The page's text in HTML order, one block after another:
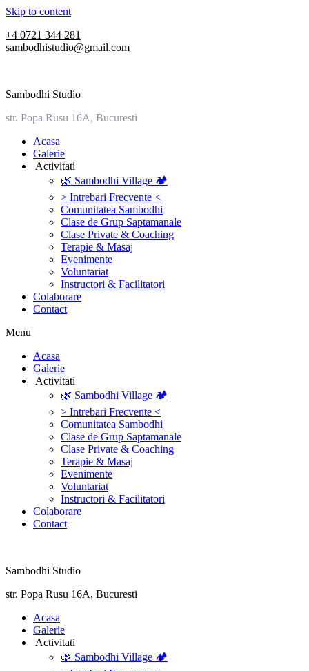
Skip to content
+4 0721 344 281
sambodhistudio@gmail.com
Sambodhi Studio
str. Popa Rusu 16A, Bucuresti
‎Acasa
Galerie
‎ ‎Activitati‎
🌿 Sambodhi Village 🏕️
> Intrebari Frecvente <
Comunitatea Sambodhi
Clase de Grup Saptamanale
Clase Private & Coaching
Terapie & Masaj
‎Evenimente
Voluntariat
‏‏‎Instructori & Facilitatori
Colaborare
Contact
Menu
‎Acasa
Galerie
‎ ‎Activitati‎
🌿 Sambodhi Village 🏕️
> Intrebari Frecvente <
Comunitatea Sambodhi
Clase de Grup Saptamanale
Clase Private & Coaching
Terapie & Masaj
‎Evenimente
Voluntariat
‏‏‎Instructori & Facilitatori
Colaborare
Contact
Sambodhi Studio
str. Popa Rusu 16A, Bucuresti
‎Acasa
Galerie
‎ ‎Activitati‎
🌿 Sambodhi Village 🏕️